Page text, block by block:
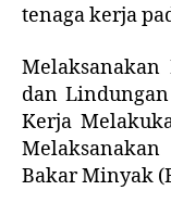
tenaga kerja
Melaksanakan
dan
Kerja
Bakar Minyak